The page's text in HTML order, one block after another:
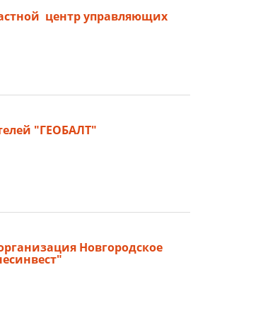
центр управляющих
"ГЕОБАЛТ"
Новгородское